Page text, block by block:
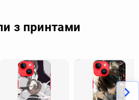
з принтами